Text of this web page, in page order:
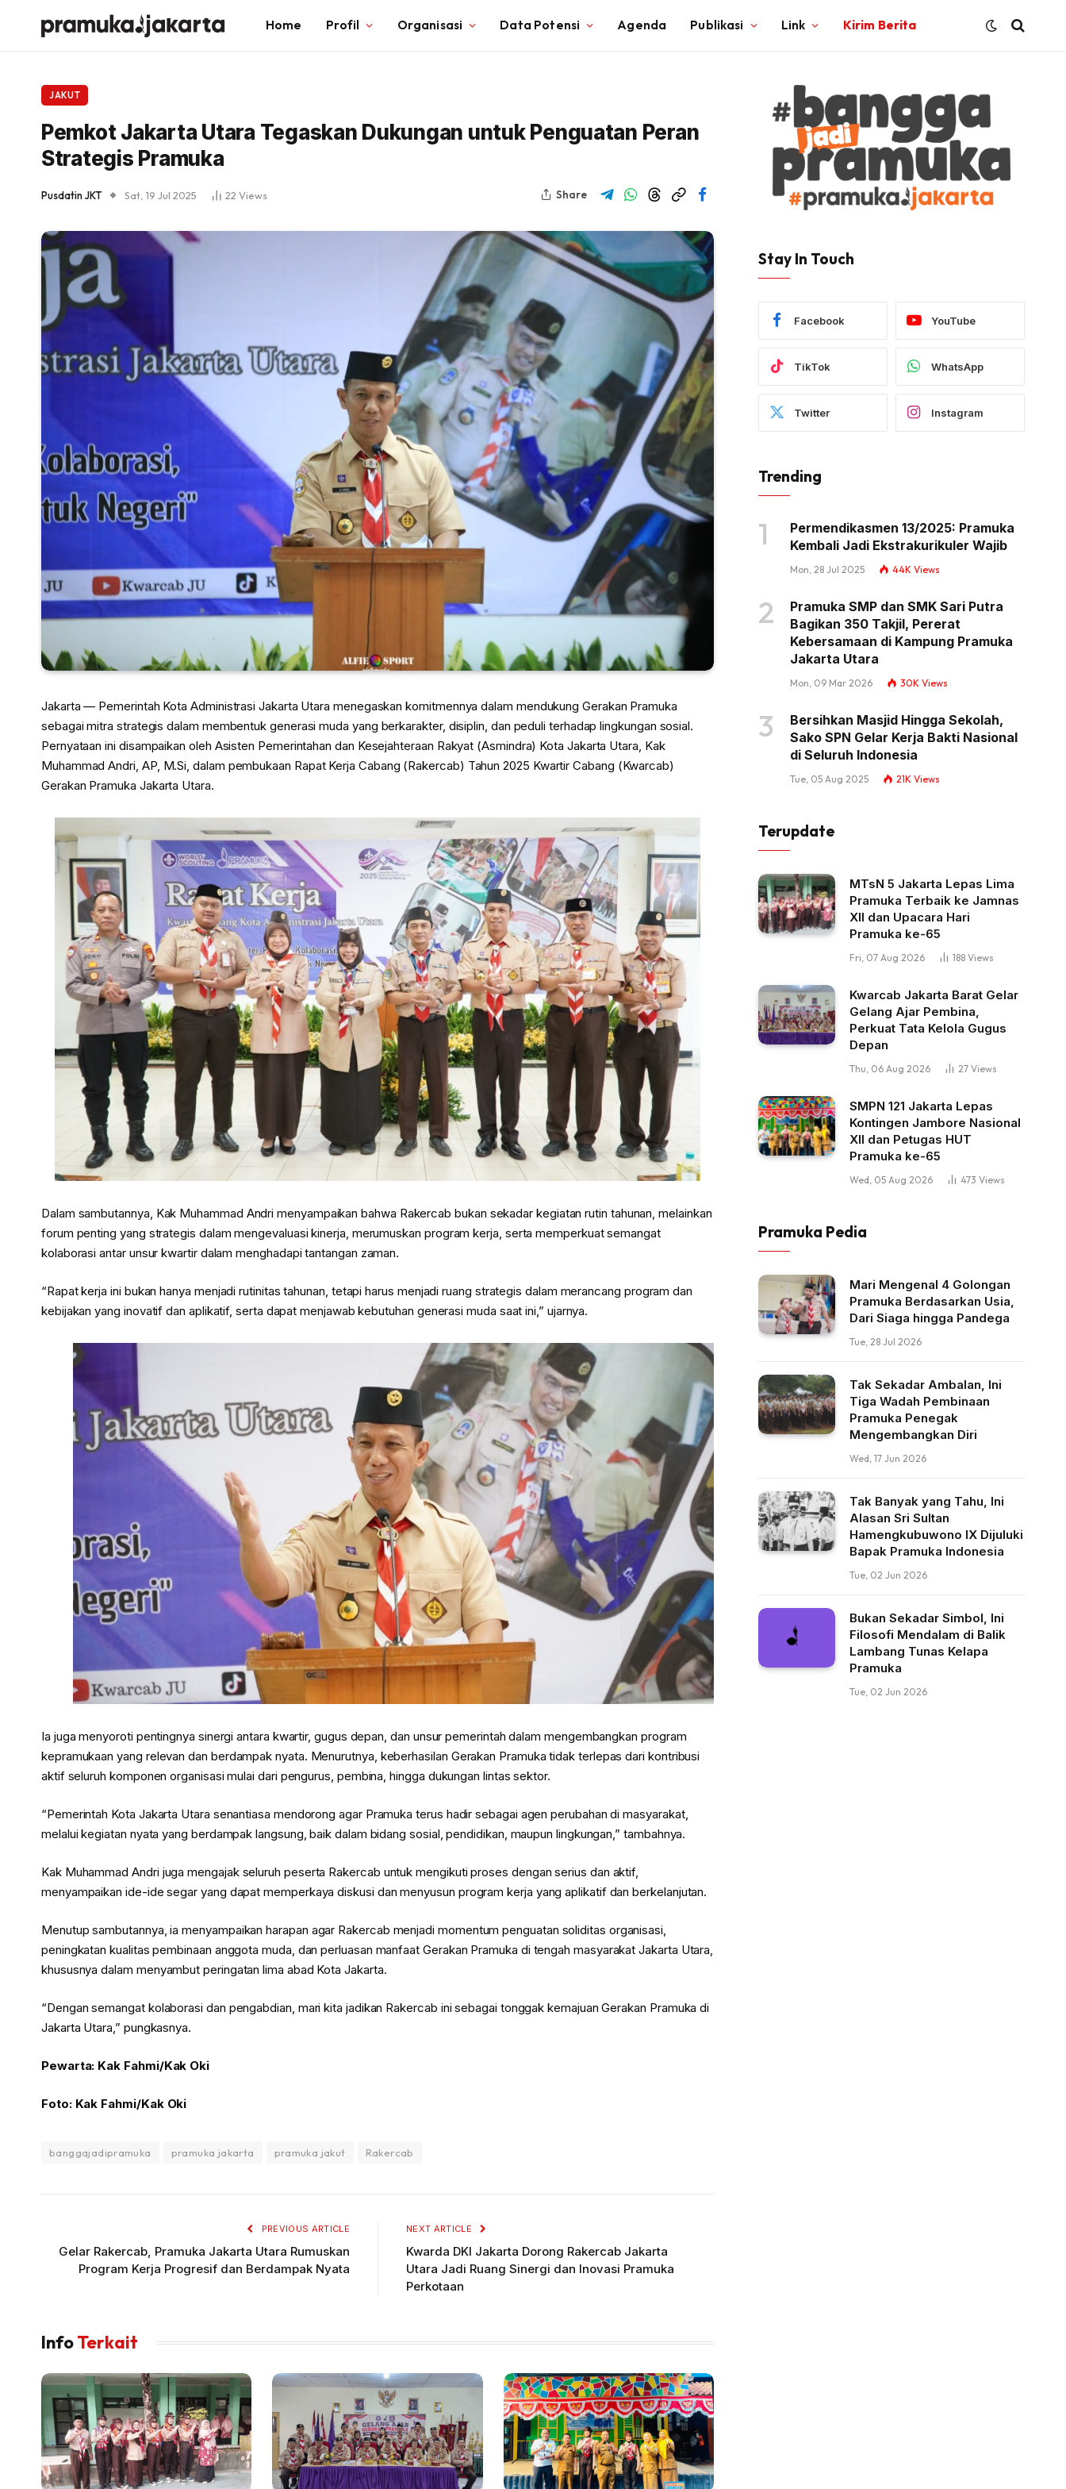
Home Profil Organisasi Data Potensi Agenda Publikasi Link Kirim Berita
JAKUT
Pemkot Jakarta Utara Tegaskan Dukungan untuk Penguatan Peran
Strategis Pramuka
Pusdatin JKT Sat, 19 Jul 2025 22 Views Share
Jakarta — Pemerintah Kota Administrasi Jakarta Utara menegaskan komitmennya dalam mendukung Gerakan Pramuka
sebagai mitra strategis dalam membentuk generasi muda yang berkarakter, disiplin, dan peduli terhadap lingkungan sosial.
Pernyataan ini disampaikan oleh Asisten Pemerintahan dan Kesejahteraan Rakyat (Asmindra) Kota Jakarta Utara, Kak
Muhammad Andri, AP, M.Si, dalam pembukaan Rapat Kerja Cabang (Rakercab) Tahun 2025 Kwartir Cabang (Kwarcab)
Gerakan Pramuka Jakarta Utara.
Dalam sambutannya, Kak Muhammad Andri menyampaikan bahwa Rakercab bukan sekadar kegiatan rutin tahunan, melainkan
forum penting yang strategis dalam mengevaluasi kinerja, merumuskan program kerja, serta memperkuat semangat
kolaborasi antar unsur kwartir dalam menghadapi tantangan zaman.
“Rapat kerja ini bukan hanya menjadi rutinitas tahunan, tetapi harus menjadi ruang strategis dalam merancang program dan
kebijakan yang inovatif dan aplikatif, serta dapat menjawab kebutuhan generasi muda saat ini,” ujarnya.
Ia juga menyoroti pentingnya sinergi antara kwartir, gugus depan, dan unsur pemerintah dalam mengembangkan program
kepramukaan yang relevan dan berdampak nyata. Menurutnya, keberhasilan Gerakan Pramuka tidak terlepas dari kontribusi
aktif seluruh komponen organisasi mulai dari pengurus, pembina, hingga dukungan lintas sektor.
“Pemerintah Kota Jakarta Utara senantiasa mendorong agar Pramuka terus hadir sebagai agen perubahan di masyarakat,
melalui kegiatan nyata yang berdampak langsung, baik dalam bidang sosial, pendidikan, maupun lingkungan,” tambahnya.
Kak Muhammad Andri juga mengajak seluruh peserta Rakercab untuk mengikuti proses dengan serius dan aktif,
menyampaikan ide-ide segar yang dapat memperkaya diskusi dan menyusun program kerja yang aplikatif dan berkelanjutan.
Menutup sambutannya, ia menyampaikan harapan agar Rakercab menjadi momentum penguatan soliditas organisasi,
peningkatan kualitas pembinaan anggota muda, dan perluasan manfaat Gerakan Pramuka di tengah masyarakat Jakarta Utara,
khususnya dalam menyambut peringatan lima abad Kota Jakarta.
“Dengan semangat kolaborasi dan pengabdian, mari kita jadikan Rakercab ini sebagai tonggak kemajuan Gerakan Pramuka di
Jakarta Utara,” pungkasnya.
Pewarta: Kak Fahmi/Kak Oki
Foto: Kak Fahmi/Kak Oki
banggajadipramuka pramuka jakarta pramuka jakut Rakercab
PREVIOUS ARTICLE
Gelar Rakercab, Pramuka Jakarta Utara Rumuskan
Program Kerja Progresif dan Berdampak Nyata
NEXT ARTICLE
Kwarda DKI Jakarta Dorong Rakercab Jakarta
Utara Jadi Ruang Sinergi dan Inovasi Pramuka
Perkotaan
InfoTerkait
Stay In Touch
Facebook YouTube
TikTok WhatsApp
Twitter Instagram
Trending
Permendikasmen 13/2025: Pramuka
Kembali Jadi Ekstrakurikuler Wajib
Mon, 28 Jul 2025 44K Views
Pramuka SMP dan SMK Sari Putra
Bagikan 350 Takjil, Pererat
Kebersamaan di Kampung Pramuka
Jakarta Utara
Mon, 09 Mar 2026 30K Views
Bersihkan Masjid Hingga Sekolah,
Sako SPN Gelar Kerja Bakti Nasional
di Seluruh Indonesia
Tue, 05 Aug 2025 21K Views
Terupdate
MTsN 5 Jakarta Lepas Lima
Pramuka Terbaik ke Jamnas
XII dan Upacara Hari
Pramuka ke-65
Fri, 07 Aug 2026 188 Views
Kwarcab Jakarta Barat Gelar
Gelang Ajar Pembina,
Perkuat Tata Kelola Gugus
Depan
Thu, 06 Aug 2026 27 Views
SMPN 121 Jakarta Lepas
Kontingen Jambore Nasional
XII dan Petugas HUT
Pramuka ke-65
Wed, 05 Aug 2026 473 Views
Pramuka Pedia
Mari Mengenal 4 Golongan
Pramuka Berdasarkan Usia,
Dari Siaga hingga Pandega
Tue, 28 Jul 2026
Tak Sekadar Ambalan, Ini
Tiga Wadah Pembinaan
Pramuka Penegak
Mengembangkan Diri
Wed, 17 Jun 2026
Tak Banyak yang Tahu, Ini
Alasan Sri Sultan
Hamengkubuwono IX Dijuluki
Bapak Pramuka Indonesia
Tue, 02 Jun 2026
Bukan Sekadar Simbol, Ini
Filosofi Mendalam di Balik
Lambang Tunas Kelapa
Pramuka
Tue, 02 Jun 2026